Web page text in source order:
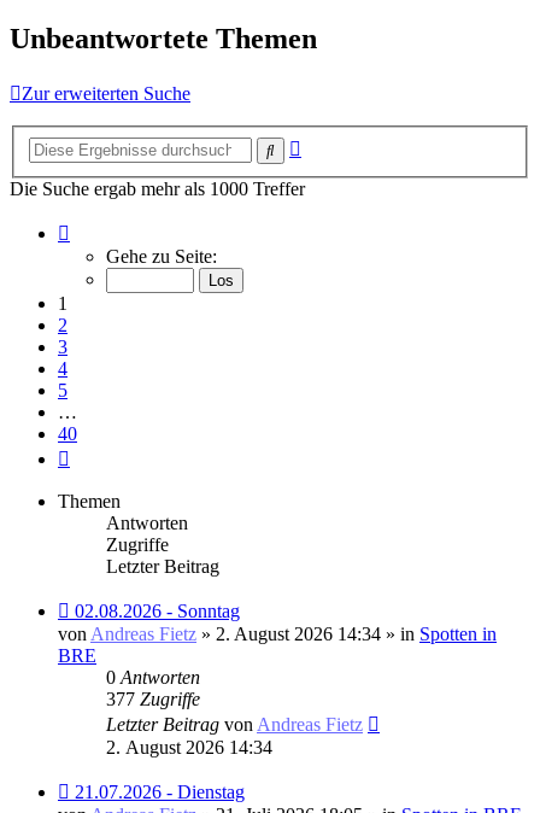
Unbeantwortete Themen
Zur erweiterten Suche
Suche
Die Suche ergab mehr als 1000 Treffer
von
Gehe zu Seite:
1
2
3
4
5
…
40
Themen
Antworten
Zugriffe
Letzter Beitrag
Neuer
Beitrag
02.08.2026 - Sonntag
von Andreas Fietz » 2. August 2026 14:34 » in Spotten in
BRE
0 Antworten
377 Zugriffe
Letzter Beitrag von Andreas Fietz
2. August 2026 14:34
Neuer
Beitrag
21.07.2026 - Dienstag